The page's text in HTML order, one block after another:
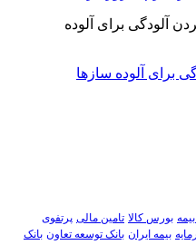
برای آلوده سازها
بورس کالا تامین مالی پرتفوی
بیمه ایران بانک توسعه تعاون بانک